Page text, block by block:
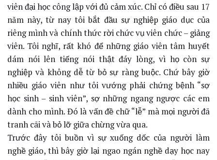
viên đại học công lập với đủ cảm xúc. Chỉ có điều sau 17
năm này, từ nay tôi bắt đầu sự nghiệp giáo dục của
riêng mình và chính thức rời chức vụ viên chức – giảng
viên. Tôi nghĩ, rất khó để những giáo viên tâm huyết
dám nói lên tiếng nói thật đáy lòng, vì họ còn sự
nghiệp và không dễ từ bỏ sự ràng buộc. Chứ bây giờ
nhiều giáo viên như tôi vướng phải chứng bệnh “sợ
học sinh – sinh viên”, sợ những ngang ngược các em
dành cho mình. Đó là vấn đề chữ “lễ” mà mọi người đã
tranh cãi và bỏ lỡ giữa chừng vừa qua.
Trước đây tôi buồn vì sự xuống dốc của người làm
nghề giáo, thì bây giờ lại ngao ngán nghề dạy học nay